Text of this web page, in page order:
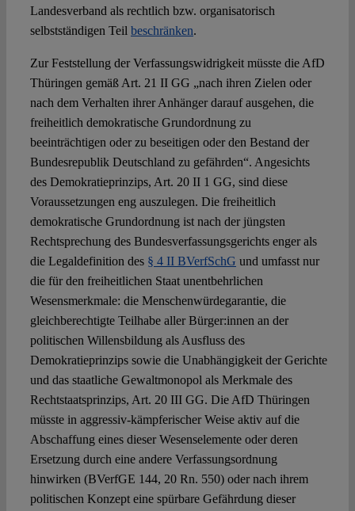
Landesverband als rechtlich bzw. organisatorisch
selbstständigen Teil beschränken.
Zur Feststellung der Verfassungswidrigkeit müsste die AfD
Thüringen gemäß Art. 21 II GG „nach ihren Zielen oder
nach dem Verhalten ihrer Anhänger darauf ausgehen, die
freiheitlich demokratische Grundordnung zu
beeinträchtigen oder zu beseitigen oder den Bestand der
Bundesrepublik Deutschland zu gefährden“. Angesichts
des Demokratieprinzips, Art. 20 II 1 GG, sind diese
Voraussetzungen eng auszulegen. Die freiheitlich
demokratische Grundordnung ist nach der jüngsten
Rechtsprechung des Bundesverfassungsgerichts enger als
die Legaldefinition des § 4 II BVerfSchG und umfasst nur
die für den freiheitlichen Staat unentbehrlichen
Wesensmerkmale: die Menschenwürdegarantie, die
gleichberechtigte Teilhabe aller Bürger:innen an der
politischen Willensbildung als Ausfluss des
Demokratieprinzips sowie die Unabhängigkeit der Gerichte
und das staatliche Gewaltmonopol als Merkmale des
Rechtstaatsprinzips, Art. 20 III GG. Die AfD Thüringen
müsste in aggressiv-kämpferischer Weise aktiv auf die
Abschaffung eines dieser Wesenselemente oder deren
Ersetzung durch eine andere Verfassungsordnung
hinwirken (BVerfGE 144, 20 Rn. 550) oder nach ihrem
politischen Konzept eine spürbare Gefährdung dieser